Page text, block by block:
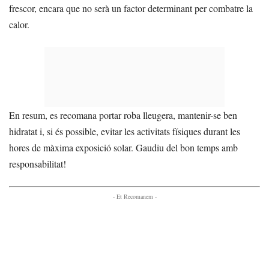
frescor, encara que no serà un factor determinant per combatre la
calor.
En resum, es recomana portar roba lleugera, mantenir-se ben
hidratat i, si és possible, evitar les activitats físiques durant les
hores de màxima exposició solar. Gaudiu del bon temps amb
responsabilitat!
- Et Recomanem -